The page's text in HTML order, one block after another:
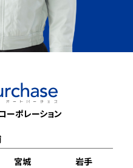
ーポレーション
宮城
岩手